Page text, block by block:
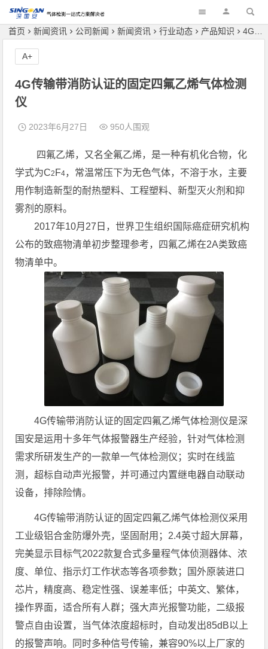
深国安
首页 新闻资讯 公司新闻 新闻资讯 行业动态 产品知识 4G传输带消防认证的固定四氟乙烯气体检测仪
4G传输带消防认证的固定四氟乙烯气体检测
仪
2023年6月27日 950人围观
四氟乙烯，又名全氟乙烯，是一种有机化合物，化
学式为C2 F4，常温常压下为无色气体，不溶于水，主要
用作制造新型的耐热塑料、工程塑料、新型灭火剂和抑
雾剂的原料。
2017年10月27日，世界卫生组织国际癌症研究机构
公布的致癌物清单初步整理参考，四氟乙烯在2A类致癌
物清单中。
4G传输带消防认证的固定四氟乙烯气体检测仪是深
国安是运用十多年气体报警器生产经验，针对气体检测
需求所研发生产的一款单一气体检测仪；实时在线监
测，超标自动声光报警，并可通过内置继电器自动联动
设备，排除险情。
4G传输带消防认证的固定四氟乙烯气体检测仪采用
工业级铝合金防爆外壳，坚固耐用；2.4英寸超大屏幕，
完美显示目标气2022款复合式多量程气体侦测器体、浓
度、单位、指示灯工作状态等各项参数；国外原装进口
芯片，精度高、稳定性强、误差率低；中英文、繁体，
操作界面，适合所有人群；强大声光报警功能，二级报
警点自由设置，当气体浓度超标时，自动发出85dB以上
的报警声响。同时多种信号传输，兼容90%以上厂家的
A+